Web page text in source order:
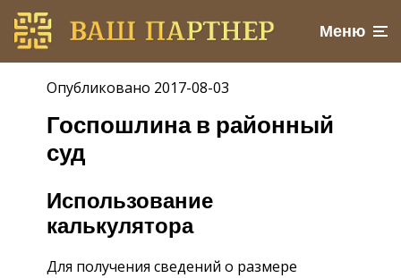
Меню
Опубликовано 2017-08-03
Госпошлина в районный
суд
Использование
калькулятора
Для получения сведений о размере